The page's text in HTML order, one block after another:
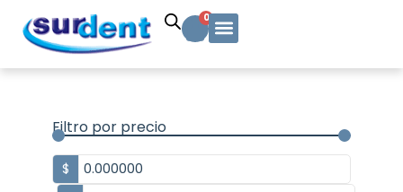
contenido
0
Carrito
Filtro por precio
$